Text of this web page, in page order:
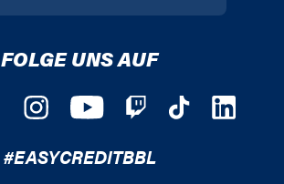
FOLGE UNS AUF
#EASYCREDITBBL